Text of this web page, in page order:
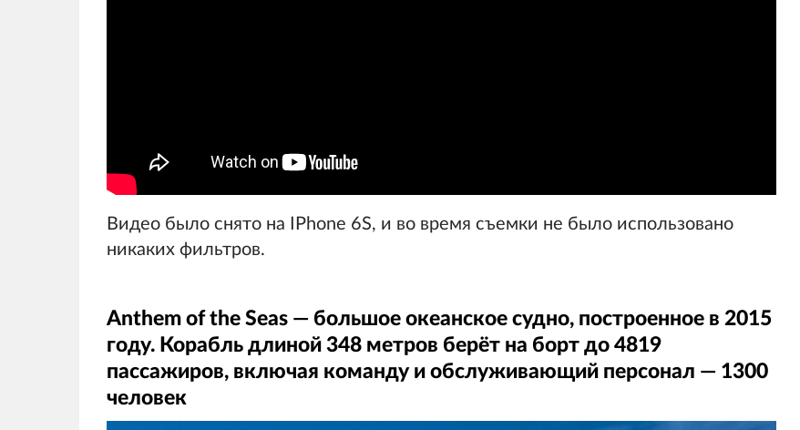
Видео было снято на IPhone 6S, и во время съемки не было использовано
никаких фильтров.
Anthem of the Seas — большое океанское судно, построенное в 2015
году. Корабль длиной 348 метров берёт на борт до 4819
пассажиров, включая команду и обслуживающий персонал — 1300
человек